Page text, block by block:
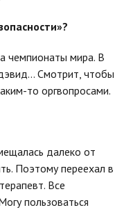
чемпионаты мира. В
Смотрит, чтобы
то оргвопросами.
далеко от
Поэтому переехал в
Все
пользоваться